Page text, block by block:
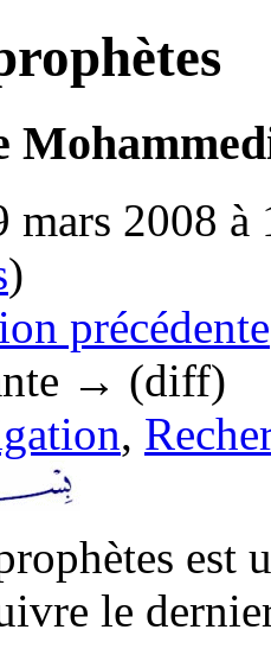
mars 2008
)
précédente
→ (diff)
,
est
le